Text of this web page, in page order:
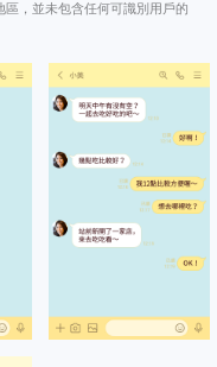
，並未包含任何可識別用戶的